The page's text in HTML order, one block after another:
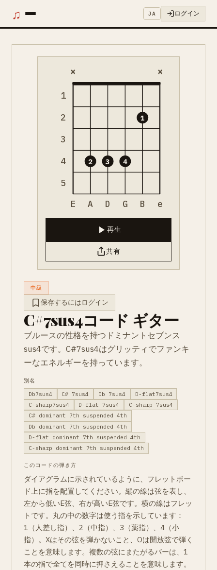
♫ JA ログイン
1
2
3
4
5
× ×
2 3 4
1
E A D G B e
再生
共有
中級
保存するにはログイン
C#7sus4コード ギター
ブルースの性格を持つドミナントセブンス
sus4です。C#7sus4はグリッティでファンキ
ーなエネルギーを持っています。
別名
Db7sus4
C# 7sus4 Db 7sus4
D-flat7sus4
C-sharp7sus4
D-flat 7sus4
C-sharp 7sus4
C# dominant 7th suspended 4th
Db dominant 7th suspended 4th
D-flat dominant 7th suspended 4th
C-sharp dominant 7th suspended 4th
このコードの弾き方
ダイアグラムに示されているように、フレットボー
ド上に指を配置してください。縦の線は弦を表し、
左から低いE弦、右が高いE弦です。横の線はフレッ
トです。丸の中の数字は使う指を示しています：
1（人差し指）、2（中指）、3（薬指）、4（小
指）。Xはその弦を弾かないこと、Oは開放弦で弾く
ことを意味します。複数の弦にまたがるバーは、1
本の指で全てを同時に押さえることを意味します。